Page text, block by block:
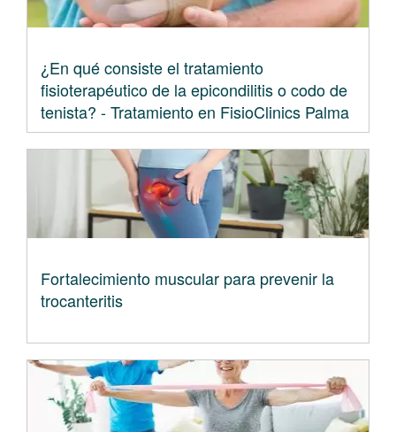
¿En qué consiste el tratamiento
fisioterapéutico de la epicondilitis o codo de
tenista? - Tratamiento en FisioClinics Palma
Fortalecimiento muscular para prevenir la
trocanteritis